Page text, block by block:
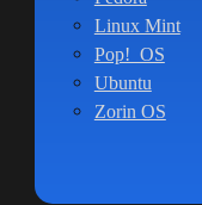
Linux Mint
Pop!_OS
Ubuntu
Zorin OS